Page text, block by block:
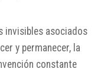
invisibles asociados
y permanecer, la
constante